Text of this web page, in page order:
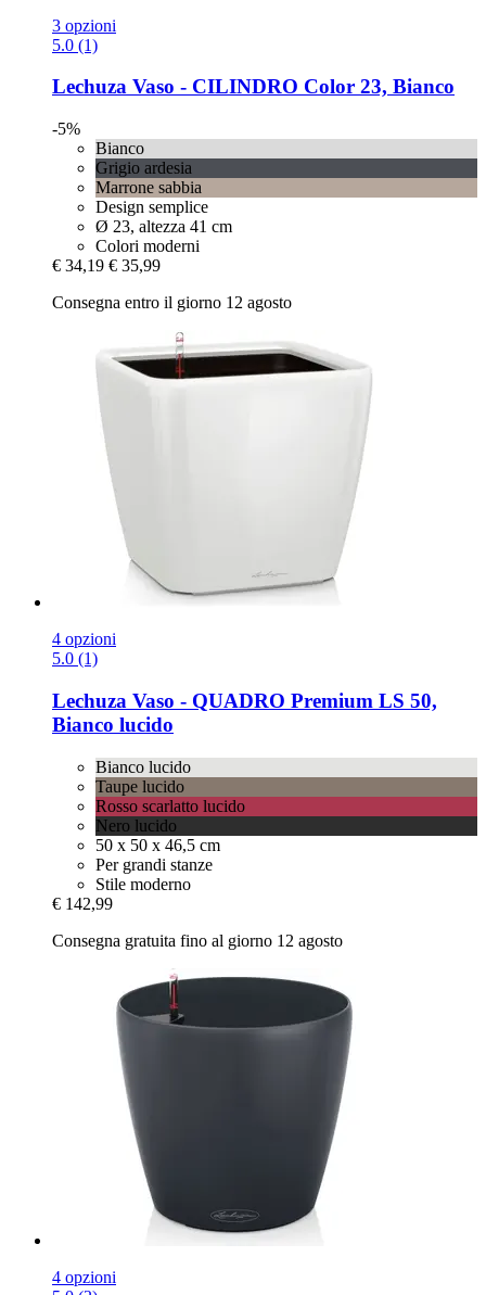
3 opzioni
5.0 (1)
Lechuza Vaso -​ CILINDRO Color 23, Bianco
-5%
Bianco
Grigio ardesia
Marrone sabbia
Design semplice
Ø 23, altezza 41 cm
Colori moderni
€ 34,19 € 35,99
Consegna entro il giorno 12 agosto
4 opzioni
5.0 (1)
Lechuza Vaso -​ QUADRO Premium LS 50,
Bianco lucido
Bianco lucido
Taupe lucido
Rosso scarlatto lucido
Nero lucido
50 x 50 x 46,5 cm
Per grandi stanze
Stile moderno
€ 142,99
Consegna gratuita fino al giorno 12 agosto
4 opzioni